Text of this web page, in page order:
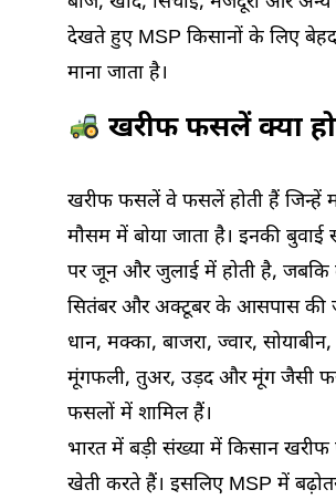
देखते हुए MSP किसानों के लिए बेहद
माना जाता है।
खरीफ फसलें क्या
खरीफ फसलें वे फसलें होती हैं जिन्हें
मौसम में बोया जाता है। इनकी बुवाई
पर जून और जुलाई में होती है, जबकि
सितंबर और अक्टूबर के आसपास की
धान, मक्का, बाजरा, ज्वार,
मूंगफली, तुअर, उड़द और मूंग जैसी
फसलों में शामिल हैं।
भारत में बड़ी संख्या में किसान
खेती करते हैं। इसलिए MSP में